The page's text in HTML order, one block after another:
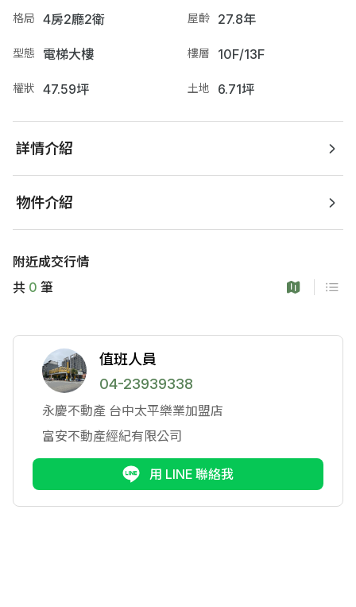
格局 4房2廳2衛 屋齡 27.8年
型態 電梯大樓 樓層 10F/13F
權狀 47.59坪 土地 6.71坪
詳情介紹
物件介紹
附近成交行情
共 0 筆
值班人員
04-23939338
永慶不動產 台中太平樂業加盟店
富安不動產經紀有限公司
用 LINE 聯絡我